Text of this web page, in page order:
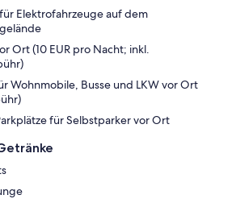
Elektrofahrzeuge auf dem
Ort (10 EUR pro Nacht; inkl.
Wohnmobile, Busse und LKW vor Ort
für Selbstparker vor Ort